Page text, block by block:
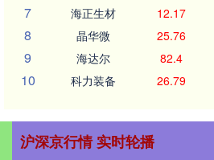
7 海正生材 12.17
8 晶华微 25.76
9 海达尔 82.4
10 科力装备 26.79
沪深京行情 实时轮播